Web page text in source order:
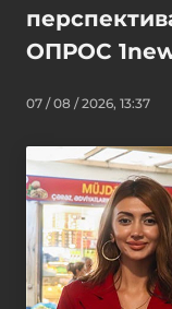
ОПРОС
07 / 08 / 2026, 13:37